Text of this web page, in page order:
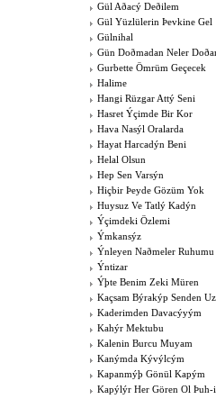
Gül Aðacý Deðilem
Gül Yüzlülerin Þevkine Gel
Gülnihal
Gün Doðmadan Neler
Gurbette Ömrüm Geçecek
Halime
Hangi Rüzgar Attý Seni
Hasret Ýçimde Bir Kor
Hava Nasýl Oralarda
Hayat Harcadýn Beni
Helal Olsun
Hep Sen Varsýn
Hiçbir Þeyde Gözüm Yok
Huysuz Ve Tatlý Kadýn
Ýçimdeki Özlemi
Ýmkansýz
Ýnleyen Naðmeler Ruhumu
Ýntizar
Ýþte Benim Zeki Müren
Kaçsam Býrakýp Senden
Kaderimden Davacýyým
Kahýr Mektubu
Kalenin Burcu Muyam
Kanýmda Kývýlcým
Kapanmýþ Gönül Kapým
Kapýlýr Her Gören Ol Þuh-